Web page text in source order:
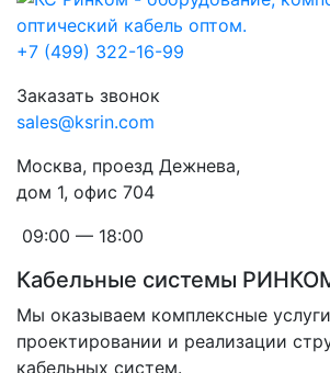
+7 (499) 322-16-99
Заказать звонок
sales@ksrin.com
Москва, проезд Дежнева,
дом 1, офис 704
09:00 — 18:00
Кабельные системы
Мы оказываем комплексные
проектировании и реализации
кабельных систем.